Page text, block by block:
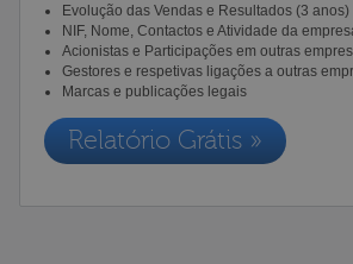
Evolução das Vendas e Resultados (3 anos)
NIF, Nome, Contactos e Atividade da
Acionistas e Participações em outras
Gestores e respetivas ligações a outras
Marcas e publicações legais
Relatório Grátis »